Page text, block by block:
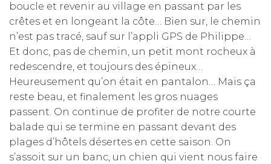
boucle et revenir au village en passant par les
crêtes et en longeant la côte… Bien sur, le chemin
n’est pas tracé, sauf sur l’appli GPS de Philippe…
Et donc, pas de chemin, un petit mont rocheux à
redescendre, et toujours des épineux…
Heureusement qu’on était en pantalon… Mais ça
reste beau, et finalement les gros nuages
passent. On continue de profiter de notre courte
balade qui se termine en passant devant des
plages d’hôtels désertes en cette saison. On
s’assoit sur un banc, un chien qui vient nous faire